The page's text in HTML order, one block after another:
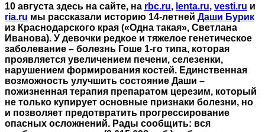
10 августа здесь на сайте, на rbc.ru, lenta.ru, vesti.ru и
ria.ru мы рассказали историю 14-летней Даши Бурик
из Краснодарского края («Одна такая», Светлана
Иванова). У девочки редкое и тяжелое генетическое
заболевание – болезнь Гоше 1-го типа, которая
проявляется увеличением печени, селезенки,
нарушением формирования костей. Единственная
возможность улучшить состояние Даши –
пожизненная терапия препаратом церезим, который
не только купирует основные признаки болезни, но
и позволяет предотвратить прогрессирование
опасных осложнений. Рады сообщить: вся